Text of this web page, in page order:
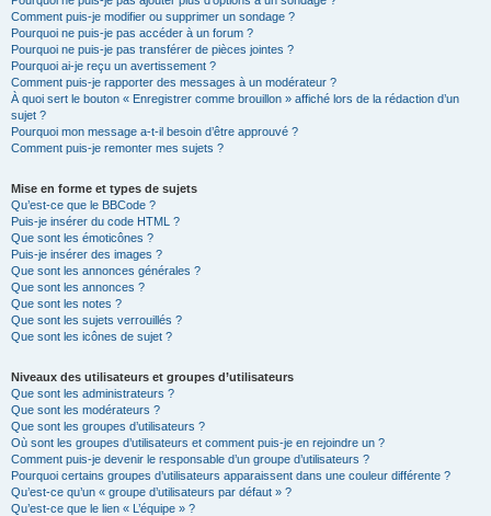
Comment puis-je modifier ou supprimer un sondage ?
Pourquoi ne puis-je pas accéder à un forum ?
Pourquoi ne puis-je pas transférer de pièces jointes ?
Pourquoi ai-je reçu un avertissement ?
Comment puis-je rapporter des messages à un modérateur ?
À quoi sert le bouton « Enregistrer comme brouillon » affiché lors de la rédaction d’un
sujet ?
Pourquoi mon message a-t-il besoin d’être approuvé ?
Comment puis-je remonter mes sujets ?
Mise en forme et types de sujets
Qu’est-ce que le BBCode ?
Puis-je insérer du code HTML ?
Que sont les émoticônes ?
Puis-je insérer des images ?
Que sont les annonces générales ?
Que sont les annonces ?
Que sont les notes ?
Que sont les sujets verrouillés ?
Que sont les icônes de sujet ?
Niveaux des utilisateurs et groupes d’utilisateurs
Que sont les administrateurs ?
Que sont les modérateurs ?
Que sont les groupes d’utilisateurs ?
Où sont les groupes d’utilisateurs et comment puis-je en rejoindre un ?
Comment puis-je devenir le responsable d’un groupe d’utilisateurs ?
Pourquoi certains groupes d’utilisateurs apparaissent dans une couleur différente ?
Qu’est-ce qu’un « groupe d’utilisateurs par défaut » ?
Qu’est-ce que le lien « L’équipe » ?